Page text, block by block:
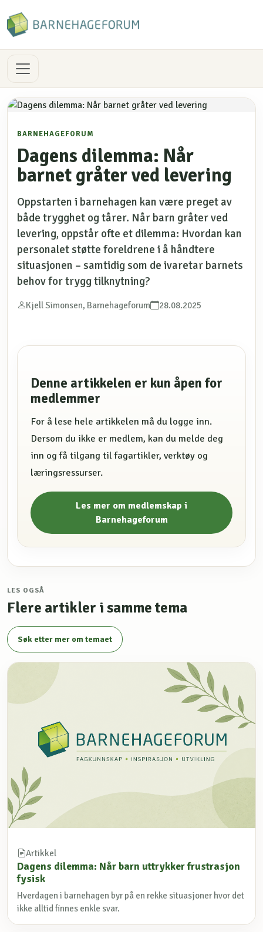
BARNEHAGEFORUM
Dagens dilemma: Når
barnet gråter ved levering
Oppstarten i barnehagen kan være preget av
både trygghet og tårer. Når barn gråter ved
levering, oppstår ofte et dilemma: Hvordan kan
personalet støtte foreldrene i å håndtere
situasjonen – samtidig som de ivaretar barnets
behov for trygg tilknytning?
Kjell Simonsen, Barnehageforum 28.08.2025
Denne artikkelen er kun åpen for
medlemmer
For å lese hele artikkelen må du logge inn.
Dersom du ikke er medlem, kan du melde deg
inn og få tilgang til fagartikler, verktøy og
læringsressurser.
Les mer om medlemskap i
Barnehageforum
LES OGSÅ
Flere artikler i samme tema
Søk etter mer om temaet
Artikkel
Dagens dilemma: Når barn uttrykker frustrasjon
fysisk
Hverdagen i barnehagen byr på en rekke situasjoner hvor det
ikke alltid finnes enkle svar.